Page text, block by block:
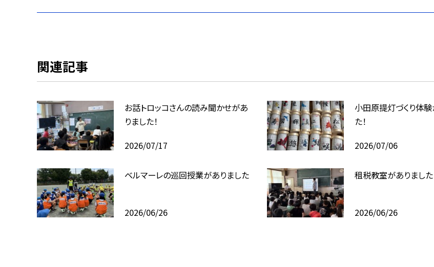
関連記事
お話トロッコさんの読み聞かせがあ
りました！
2026/07/17
小田原提灯づくり体
た！
2026/07/06
ベルマーレの巡回授業がありました
2026/06/26
租税教室がありました
2026/06/26